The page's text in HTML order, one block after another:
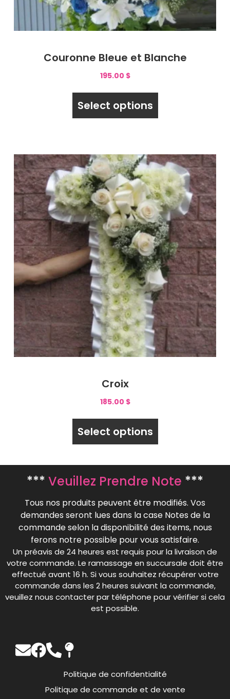
Couronne Bleue et Blanche
195.00 $
Select options
Croix
185.00 $
Select options
*** Veuillez Prendre Note ***
Tous nos produits peuvent être modifiés. Vos
demandes seront lues dans la case Notes de la
commande selon la disponibilité des items, nous
ferons notre possible pour vous satisfaire.
Un préavis de 24 heures est requis pour la livraison de
votre commande. Le ramassage en succursale doit être
effectué avant 16 h. Si vous souhaitez récupérer votre
commande dans les 2 heures suivant la commande,
veuillez nous contacter par téléphone pour vérifier si cela
est possible.
Politique de confidentialité
Politique de commande et de vente